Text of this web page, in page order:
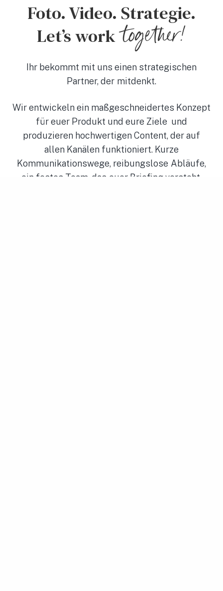
Foto. Video. Strategie.
Let’s worktogether!
Ihr bekommt mit uns einen strategischen
Partner, der mitdenkt.
Wir entwickeln ein maßgeschneidertes Konzept
für euer Produkt und eure Ziele und
produzieren hochwertigen Content, der auf
allen Kanälen funktioniert. Kurze
Kommunikationswege, reibungslose Abläufe,
ein festes Team, das euer Briefing versteht.